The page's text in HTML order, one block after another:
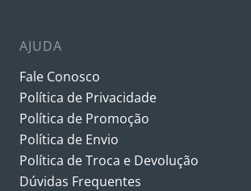
AJUDA
Fale Conosco
Política de Privacidade
Política de Promoção
Política de Envio
Política de Troca e Devolução
Dúvidas Frequentes